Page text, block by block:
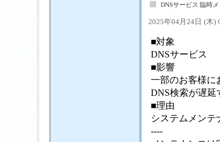
DNSサービス 臨時
2025年04月24日 (木)
■対象
DNSサービス
■影響
一部のお客様に
DNS検索が遅
■理由
システムメンテ
----